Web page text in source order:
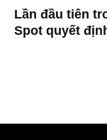
Lần đầu tiên
Spot quyết